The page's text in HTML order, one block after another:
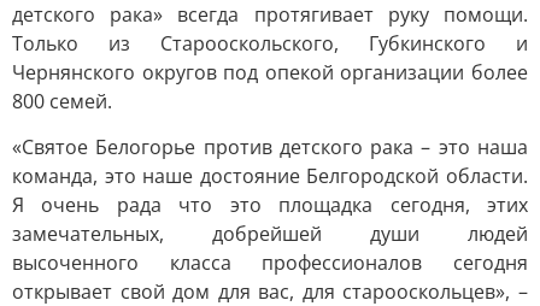
детского рака» всегда протягивает руку помощи.
Только из Старооскольского, Губкинского и
Чернянского округов под опекой организации более
800 семей.
«Святое Белогорье против детского рака – это наша
команда, это наше достояние Белгородской области.
Я очень рада что это площадка сегодня, этих
замечательных, добрейшей души людей
высоченного класса профессионалов сегодня
открывает свой дом для вас, для старооскольцев», –